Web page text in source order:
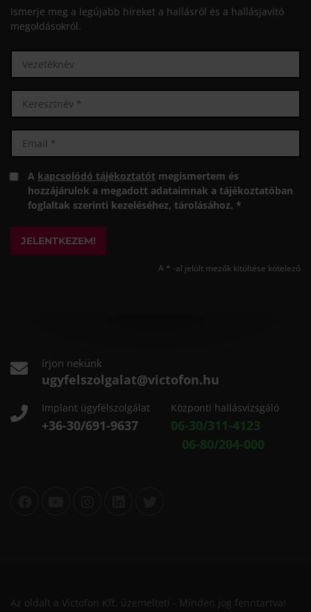
Ismerje meg a legújabb híreket a hallásról és a hallásjavító
megoldásokról.
A kapcsolódó tájékoztatót megismertem és
hozzájárulok a megadott adataimnak a tájékoztatóban
foglaltak szerinti kezeléséhez, tárolásához. *
JELENTKEZEM!
A * -al jelölt mezők kitöltése kötelező
írjon nekünk
ugyfelszolgalat@victofon.hu
Implant ügyfélszolgálat
+36-30/691-9637
Központi hallásvizsgáló
06-30/311-4123
06-80/204-000
Az oldalt a Victofon Kft. üzemelteti - Minden jog fenntartva!